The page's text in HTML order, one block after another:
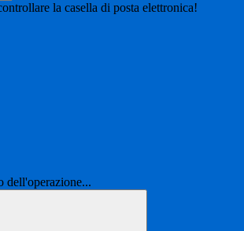
la casella di posta elettronica!
dell'operazione...